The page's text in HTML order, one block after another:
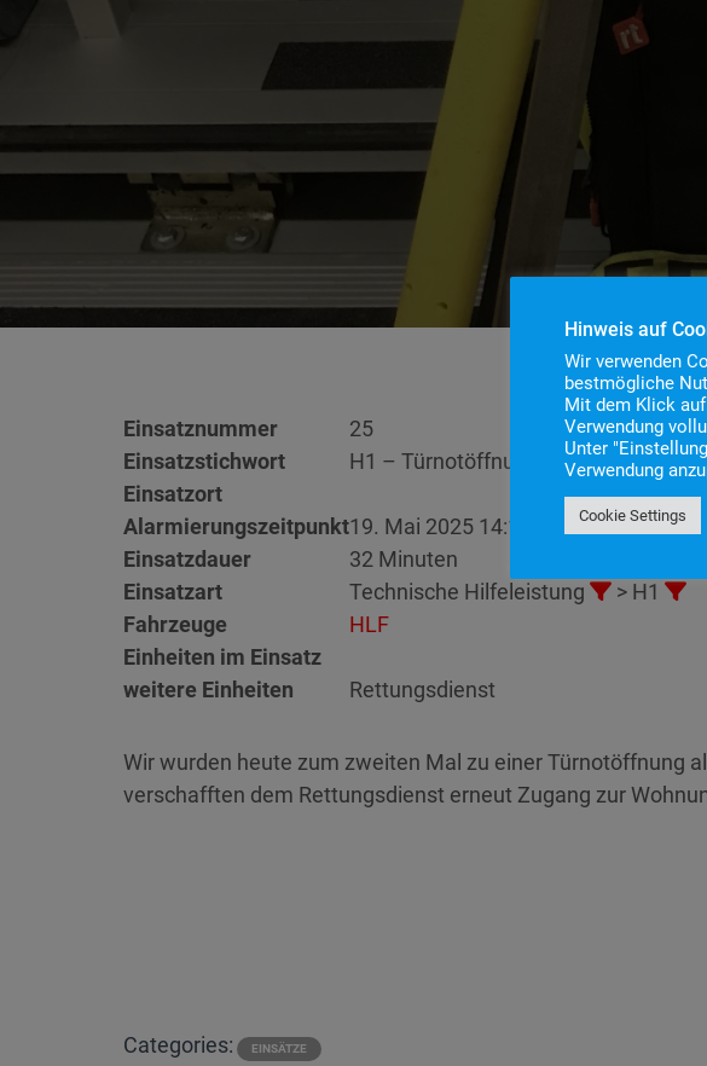
Einsatznummer
25
Einsatzstichwort
H1 – Türnotöffnung
Einsatzort
Alarmierungszeitpunkt19. Mai 2025 14:13
Einsatzdauer
32 Minuten
Einsatzart
Technische Hilfeleistung
> H1
Fahrzeuge
HLF
Einheiten im Einsatz
weitere Einheiten
Rettungsdienst
Wir wurden heute zum zweiten Mal zu einer Türnotöffnung
verschafften dem Rettungsdienst erneut Zugang zur
Categories: EINSÄTZE
Hinweis auf
Wir verwenden
bestmögliche
Mit dem Klick
Verwendung
Unter
Verwendung
Cookie Settings